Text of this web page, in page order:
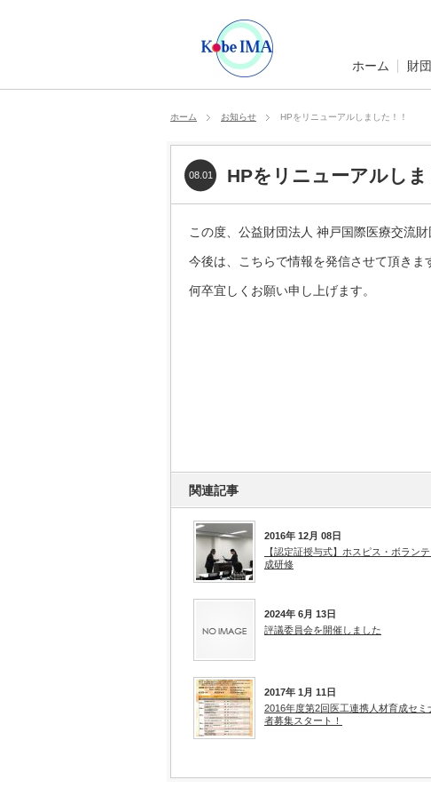
ホーム 財
ホーム お知らせ HPをリニューアルしました！！
HPをリニューアルしま
08.01
この度、公益財団法人 神戸国際医療交流
今後は、こちらで情報を発信させて頂きま
何卒宜しくお願い申し上げます。
関連記事
2016年 12月 08日
【認定証授与式】ホスピス・ボラン
成研修
2024年 6月 13日
評議委員会を開催しました
2017年 1月 11日
2016年度第2回医工連携人材育成セミ
者募集スタート！